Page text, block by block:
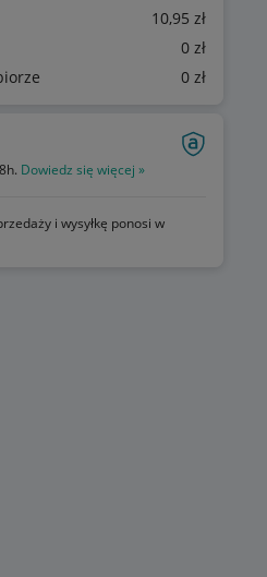
10,95 zł
0 zł
0 zł
Dowiedz się więcej »
i wysyłkę ponosi w